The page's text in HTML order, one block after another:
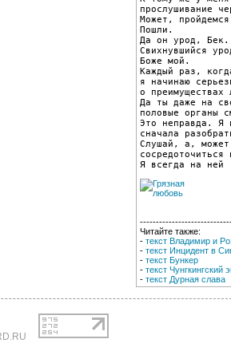
прослушивание
Может,
Пошли.
Да он урод, Бек.
Свихнувшийся
Боже мой.
Каждый раз,
я начинаю
о преимуществах
Да ты даже на
половые органы
Это неправда. Я
сначала
Слушай, а,
Я всегда на ней
Читайте также:
- текст Владимир и
- текст Инцидент в
- текст Бункер
- текст Чунгкингский
- текст Дурная слава